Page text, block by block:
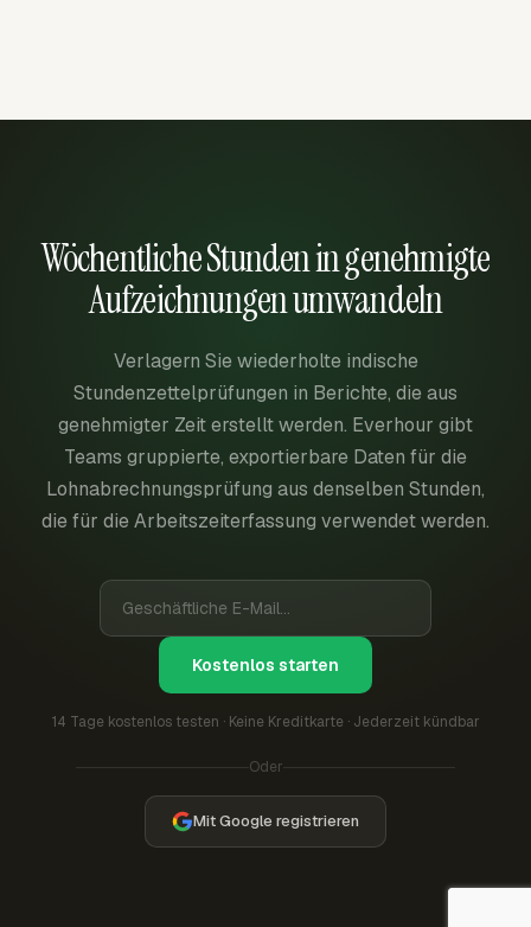
Wöchentliche Stunden in genehmigte
Aufzeichnungen umwandeln
Verlagern Sie wiederholte indische
Stundenzettelprüfungen in Berichte, die aus
genehmigter Zeit erstellt werden. Everhour gibt
Teams gruppierte, exportierbare Daten für die
Lohnabrechnungsprüfung aus denselben Stunden,
die für die Arbeitszeiterfassung verwendet werden.
Kostenlos starten
14 Tage kostenlos testen · Keine Kreditkarte · Jederzeit kündbar
Oder
Mit Google registrieren